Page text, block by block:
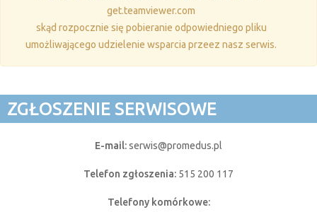
get.teamviewer.com
skąd rozpocznie się pobieranie odpowiedniego pliku
umożliwającego udzielenie wsparcia przeez nasz serwis.
ZGŁOSZENIE SERWISOWE
E-mail:serwis@promedus.pl
Telefon zgłoszenia: 515 200 117
Telefony komórkowe: